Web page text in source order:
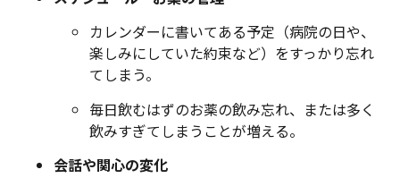
カレンダーに書いてある予定（病院の日や、
楽しみにしていた約束など）をすっかり忘れ
てしまう。
毎日飲むはずのお薬の飲み忘れ、または多く
飲みすぎてしまうことが増える。
会話や関心の変化